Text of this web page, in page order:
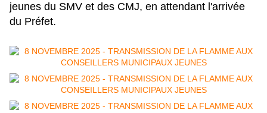
jeunes du SMV et des CMJ, en attendant l'arrivée
du Préfet.